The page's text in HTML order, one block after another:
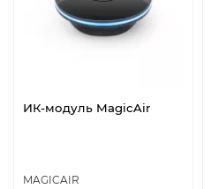
ИК-модуль MagicAir
MAGICAIR